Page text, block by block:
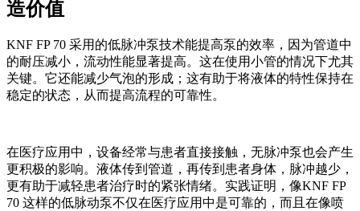
造价值
KNF FP 70 采用的低脉冲泵技术能提高泵的效率，因为管道中
的耐压减小，流动性能显著提高。这在使用小管的情况下尤其
关键。它还能减少气泡的形成；这有助于将液体的特性保持在
稳定的状态，从而提高流程的可靠性。
在医疗应用中，设备经常与患者直接接触，无脉冲泵也会产生
更积极的影响。液体传到管道，再传到患者身体，脉冲越少，
更有助于减轻患者治疗时的紧张情绪。实践证明，像KNF FP
70 这样的低脉动泵不仅在医疗应用中是可靠的，而且在像喷